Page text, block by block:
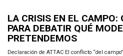
LA CRISIS EN EL CAMPO:
PARA DEBATIR QUÉ
PRETENDEMOS
Declaración de ATTAC El conflicto “del